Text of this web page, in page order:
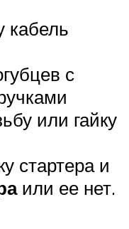
кабель
с
или гайку
стартера и
или ее нет.